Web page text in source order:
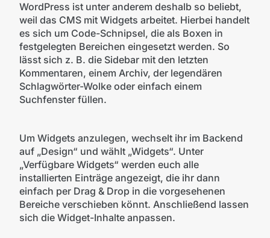
WordPress ist unter anderem deshalb so beliebt,
weil das CMS mit Widgets arbeitet. Hierbei handelt
es sich um Code-Schnipsel, die als Boxen in
festgelegten Bereichen eingesetzt werden. So
lässt sich z. B. die Sidebar mit den letzten
Kommentaren, einem Archiv, der legendären
Schlagwörter-Wolke oder einfach einem
Suchfenster füllen.
Um Widgets anzulegen, wechselt ihr im Backend
auf „Design“ und wählt „Widgets“. Unter
„Verfügbare Widgets“ werden euch alle
installierten Einträge angezeigt, die ihr dann
einfach per Drag & Drop in die vorgesehenen
Bereiche verschieben könnt. Anschließend lassen
sich die Widget-Inhalte anpassen.